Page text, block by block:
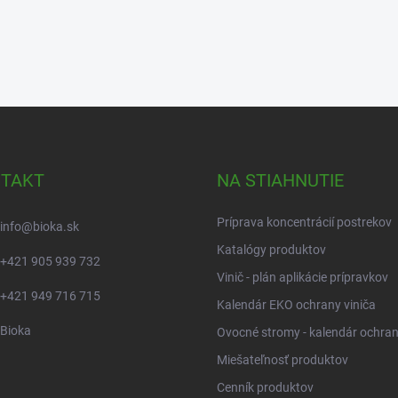
info@bioka.sk
+421 905 939 732
+421 949 716 715
Bioka
NA STIAHNUTIE
Príprava koncentrácií postrekov
Katalógy produktov
Vinič - plán aplikácie prípravkov
Kalendár EKO ochrany viniča
Ovocné stromy - kalendár
Miešateľnosť produktov
Cenník produktov